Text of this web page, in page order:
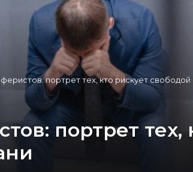
портрет тех, кто рискует
портрет